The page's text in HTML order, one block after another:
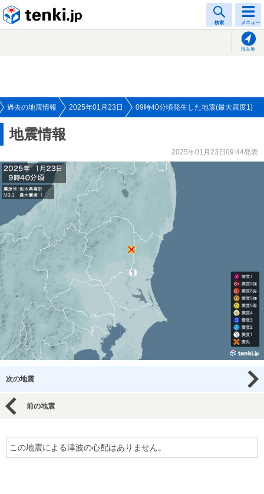
検索 メニュー
現在地
過去の地震情報 2025年01月23日 09時40分頃発生した地震(最大震度1)
地震情報
2025年01月23日09:44発表
次の地震
前の地震
この地震による津波の心配はありません。